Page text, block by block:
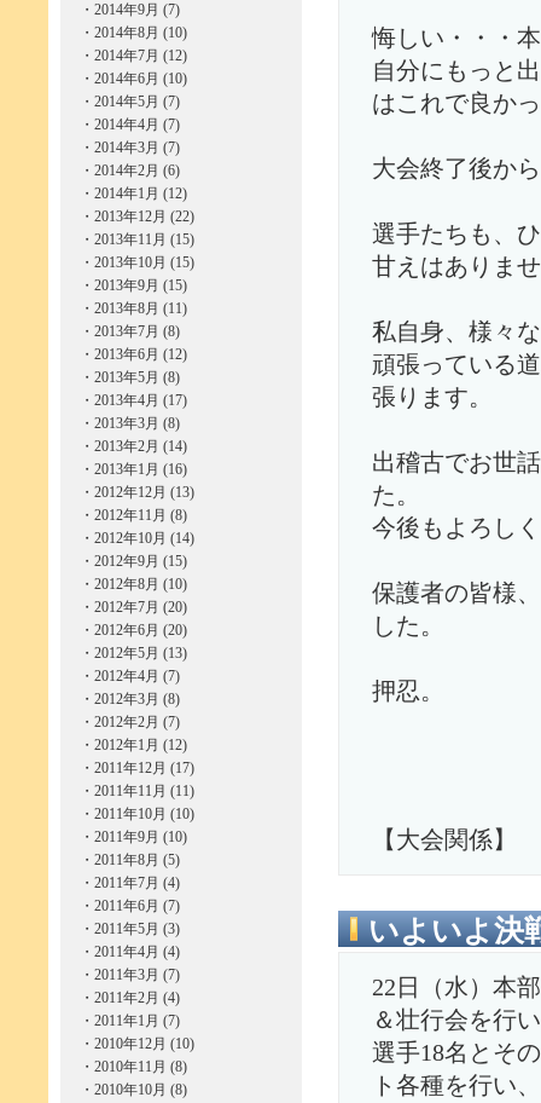
悔しい・・・
自分にもっと
はこれで良か
大会終了後か
選手たちも、
甘えはありま
私自身、様々
頑張っている
張ります。
出稽古でお世
た。
今後もよろし
保護者の皆様
した。
押忍。
【大会関係】
いよいよ決
22日（水）本
＆壮行会を行
選手18名とそ
ト各種を行い
・ 2014年9月 (7)
・ 2014年8月 (10)
・ 2014年7月 (12)
・ 2014年6月 (10)
・ 2014年5月 (7)
・ 2014年4月 (7)
・ 2014年3月 (7)
・ 2014年2月 (6)
・ 2014年1月 (12)
・ 2013年12月 (22)
・ 2013年11月 (15)
・ 2013年10月 (15)
・ 2013年9月 (15)
・ 2013年8月 (11)
・ 2013年7月 (8)
・ 2013年6月 (12)
・ 2013年5月 (8)
・ 2013年4月 (17)
・ 2013年3月 (8)
・ 2013年2月 (14)
・ 2013年1月 (16)
・ 2012年12月 (13)
・ 2012年11月 (8)
・ 2012年10月 (14)
・ 2012年9月 (15)
・ 2012年8月 (10)
・ 2012年7月 (20)
・ 2012年6月 (20)
・ 2012年5月 (13)
・ 2012年4月 (7)
・ 2012年3月 (8)
・ 2012年2月 (7)
・ 2012年1月 (12)
・ 2011年12月 (17)
・ 2011年11月 (11)
・ 2011年10月 (10)
・ 2011年9月 (10)
・ 2011年8月 (5)
・ 2011年7月 (4)
・ 2011年6月 (7)
・ 2011年5月 (3)
・ 2011年4月 (4)
・ 2011年3月 (7)
・ 2011年2月 (4)
・ 2011年1月 (7)
・ 2010年12月 (10)
・ 2010年11月 (8)
・ 2010年10月 (8)